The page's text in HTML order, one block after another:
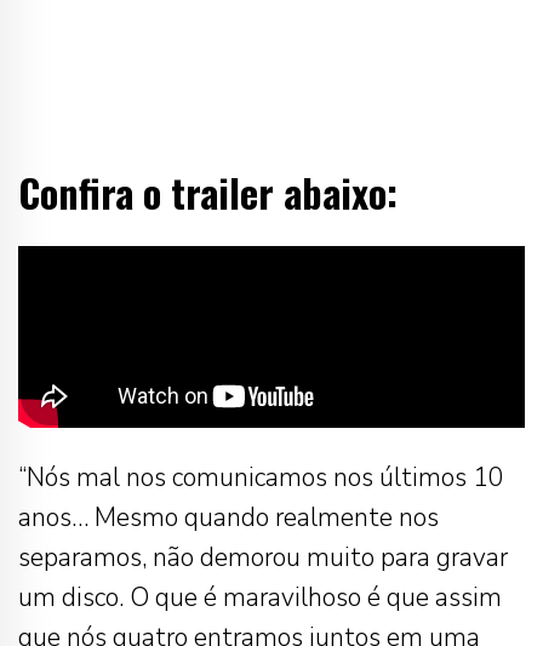
Confira o trailer abaixo:
“Nós mal nos comunicamos nos últimos 10
anos… Mesmo quando realmente nos
separamos, não demorou muito para gravar
um disco. O que é maravilhoso é que assim
que nós quatro entramos juntos em uma